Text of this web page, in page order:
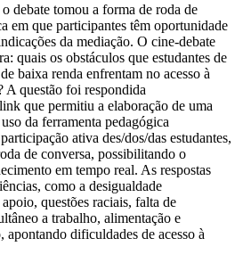
debate tomou a forma de roda de
em que participantes têm oportunidade
da mediação. O cine-debate
quais os obstáculos que estudantes de
baixa renda enfrentam no acesso à
A questão foi respondida
que permitiu a elaboração de uma
da ferramenta pedagógica
ativa des/dos/das estudantes,
de conversa, possibilitando o
em tempo real. As respostas
como a desigualdade
questões raciais, falta de
a trabalho, alimentação e
dificuldades de acesso à